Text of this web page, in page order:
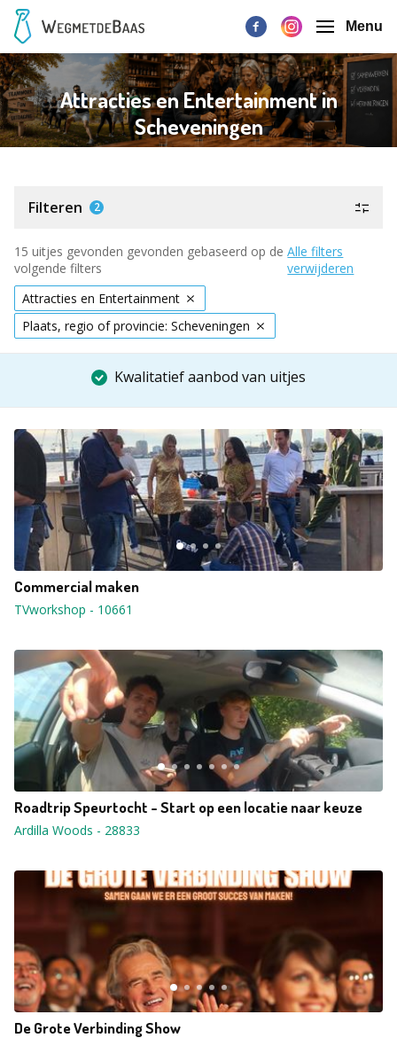
Menu
Attracties en Entertainment in
Scheveningen
Filteren 2
15 uitjes gevonden gevonden gebaseerd op de
volgende filters
Alle filters
verwijderen
Attracties en Entertainment
Plaats, regio of provincie: Scheveningen
Kwalitatief aanbod van uitjes
Commercial maken
TVworkshop - 10661
Roadtrip Speurtocht - Start op een locatie naar keuze
Ardilla Woods - 28833
De Grote Verbinding Show